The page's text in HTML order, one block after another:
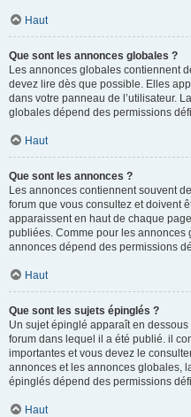
Haut
Que sont les annonces globales ?
Les annonces globales contiennent
devez lire dès que possible. Elles
dans votre panneau de l’utilisateur.
globales dépend des permissions
Haut
Que sont les annonces ?
Les annonces contiennent souvent
forum que vous consultez et doivent
apparaissent en haut de chaque
publiées. Comme pour les
annonces dépend des permissions
Haut
Que sont les sujets épinglés ?
Un sujet épinglé apparaît en
forum dans lequel il a été publié. il
importantes et vous devez le
annonces et les annonces globales,
épinglés dépend des permissions
Haut